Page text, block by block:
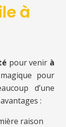
à
pour venir à
pour
d’une
:
raison